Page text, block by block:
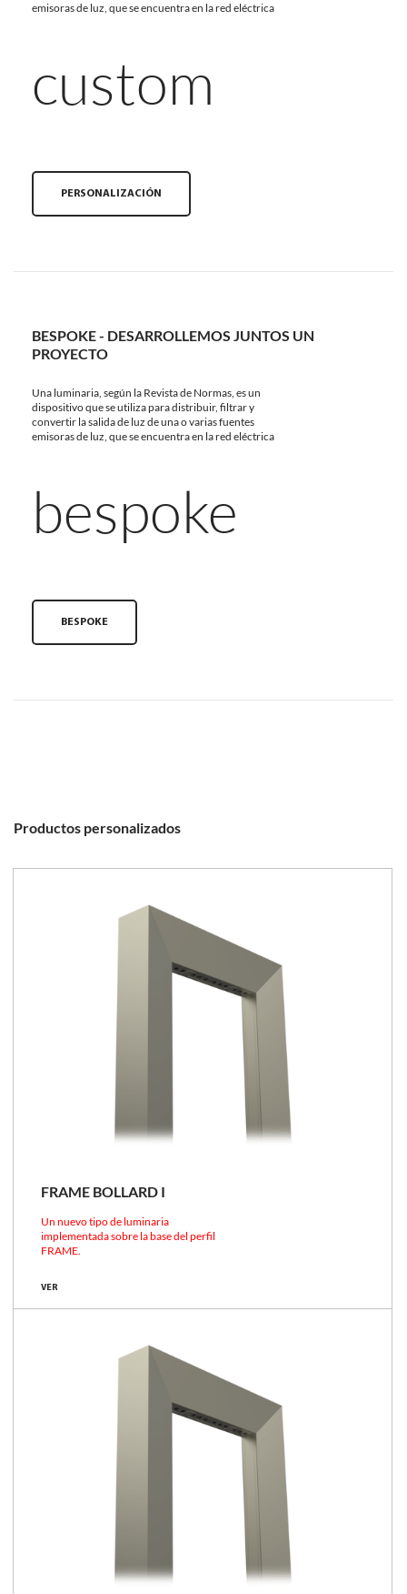
emisoras de luz, que se encuentra en la red eléctrica
custom
PERSONALIZACIÓN
BESPOKE - DESARROLLEMOS JUNTOS UN
PROYECTO
Una luminaria, según la Revista de Normas, es un
dispositivo que se utiliza para distribuir, filtrar y
convertir la salida de luz de una o varias fuentes
emisoras de luz, que se encuentra en la red eléctrica
bespoke
BESPOKE
Productos personalizados
FRAME BOLLARD I
Un nuevo tipo de luminaria
implementada sobre la base del perfil
FRAME.
VER